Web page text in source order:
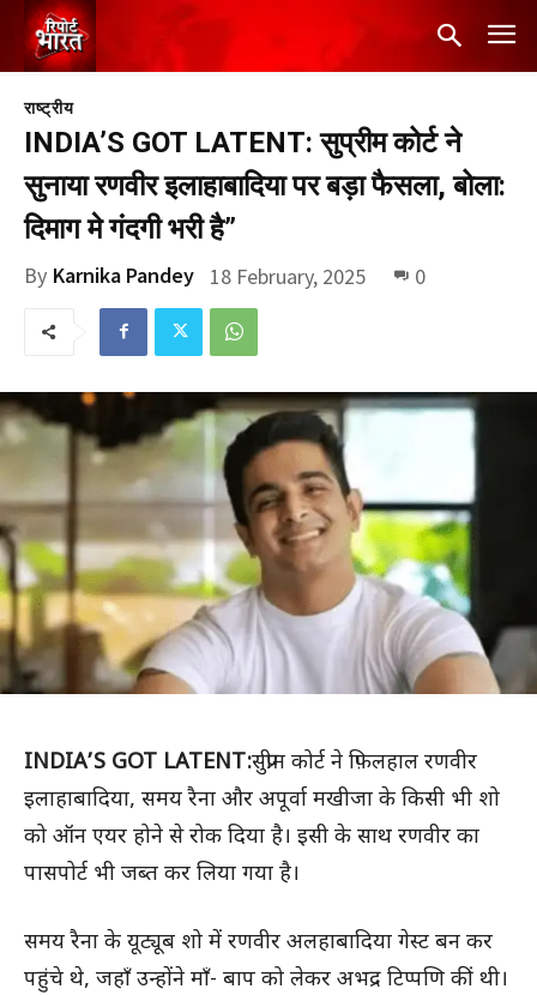
राष्ट्रीय
INDIA’S GOT LATENT: सुप्रीम कोर्ट ने
सुनाया रणवीर इलाहाबादिया पर बड़ा फैसला, बोला:
दिमाग मे गंदगी भरी है”
By Karnika Pandey 18 February, 2025 0
INDIA’S GOT LATENT:सुप्रीम कोर्ट ने फ़िलहाल रणवीर
इलाहाबादिया, समय रैना और अपूर्वा मखीजा के किसी भी शो
को ऑन एयर होने से रोक दिया है। इसी के साथ रणवीर का
पासपोर्ट भी जब्त कर लिया गया है।
समय रैना के यूट्यूब शो में रणवीर अलहाबादिया गेस्ट बन कर
पहुंचे थे, जहाँ उन्होंने माँ- बाप को लेकर अभद्र टिप्पणि कीं थी।